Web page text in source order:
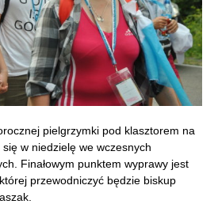
pielgrzymki pod klasztorem na
w niedzielę we wczesnych
Finałowym punktem wyprawy jest
przewodniczyć będzie biskup